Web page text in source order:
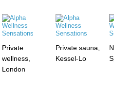
Private
wellness,
London
Private sauna,
Kessel-Lo